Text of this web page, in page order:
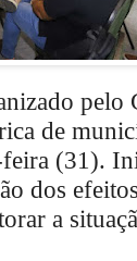
pelo
de
(31).
dos
a